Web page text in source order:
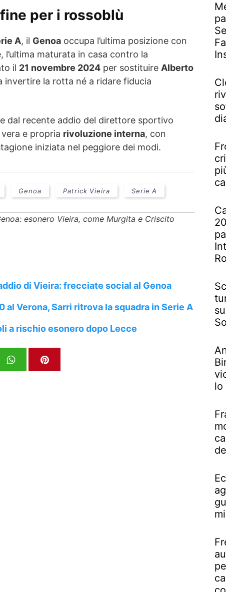
per i rossoblù
A, il Genoa occupa l’ultima posizione con
maturata in casa contro la
il 21 novembre 2024 per sostituire Alberto
invertire la rotta né a ridare fiducia
dal recente addio del direttore sportivo
e propria rivoluzione interna, con
iniziata nel peggiore dei modi.
Genoa Patrick Vieira Serie A
esonero Vieira, come Murgita e Criscito
di Vieira: frecciate social al Genoa
al Verona, Sarri ritrova la squadra in Serie A
a rischio esonero dopo Lecce
lo